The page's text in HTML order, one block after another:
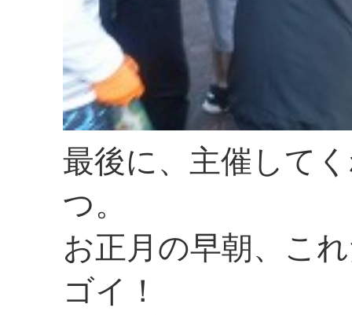
最後に、主催して
つ。
お正月の早朝、こ
ゴイ！